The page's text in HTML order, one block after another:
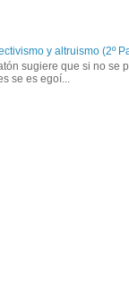
y altruismo (2º
sugiere que si no se
se es egoí...